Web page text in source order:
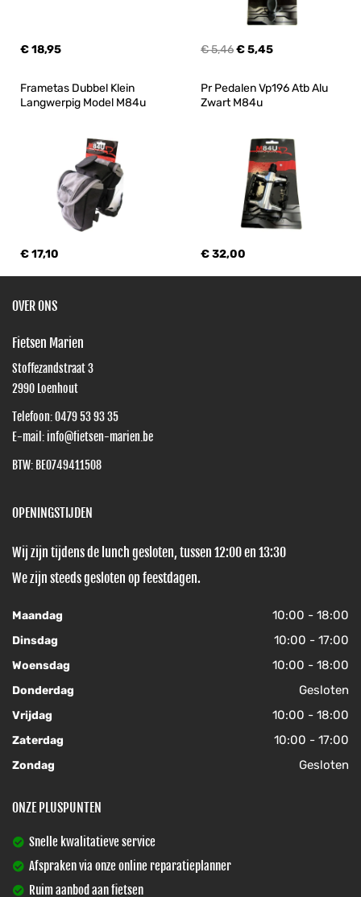
€ 18,95 € 5,46€ 5,45
Frametas Dubbel Klein
Langwerpig Model M84u
€ 17,10
Pr Pedalen Vp196 Atb Alu
Zwart M84u
€ 32,00
OVER ONS
Fietsen Marien
Stoffezandstraat 3
2990 Loenhout
Telefoon:0479 53 93 35
E-mail: info@fietsen-marien.be
BTW: BE0749411508
OPENINGSTIJDEN
Wij zijn tijdens de lunch gesloten, tussen 12:00 en 13:30
We zijn steeds gesloten op feestdagen.
Maandag 10:00 - 18:00
Dinsdag 10:00 - 17:00
Woensdag 10:00 - 18:00
Donderdag Gesloten
Vrijdag 10:00 - 18:00
Zaterdag 10:00 - 17:00
Zondag Gesloten
ONZE PLUSPUNTEN
Snelle kwalitatieve service
Afspraken via onze online reparatieplanner
Ruim aanbod aan fietsen